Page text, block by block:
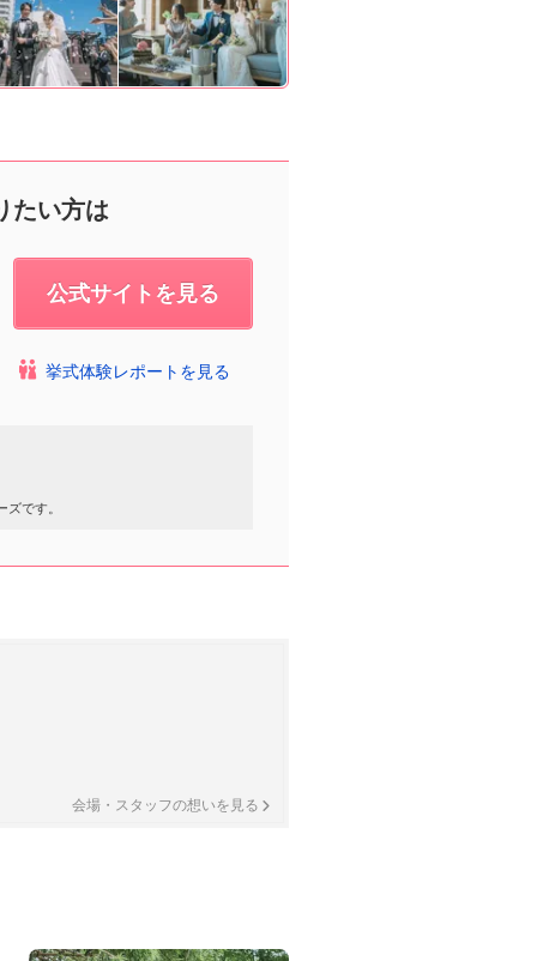
たい方は
公式サイトを見る
挙式体験レポートを見る
です。
会場・スタッフの想いを見る